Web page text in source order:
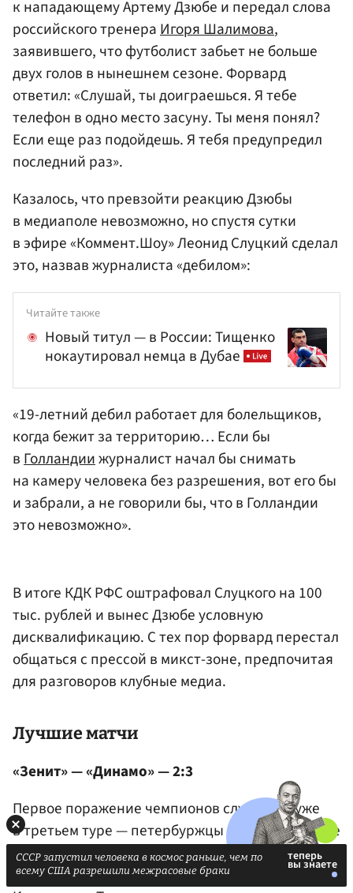
к нападающему Артему Дзюбе и передал слова
российского тренераИгоря Шалимова,
заявившего, что футболист забьет не больше
двух голов в нынешнем сезоне. Форвард
ответил: «Слушай, ты доиграешься. Я тебе
телефон в одно место засуну. Ты меня понял?
Если еще раз подойдешь. Я тебя предупредил
последний раз».
Казалось, что превзойти реакцию Дзюбы
в медиаполе невозможно, но спустя сутки
в эфире «Коммент.Шоу» Леонид Слуцкий сделал
это, назвав журналиста «дебилом»:
Читайте также
Новый титул — в России: Тищенко
нокаутировал немца в Дубае
«19-летний дебил работает для болельщиков,
когда бежит за территорию… Если бы
вГолландиижурналист начал бы снимать
на камеру человека без разрешения, вот его бы
и забрали, а не говорили бы, что в Голландии
это невозможно».
В итоге КДК РФС оштрафовал Слуцкого на 100
тыс. рублей и вынес Дзюбе условную
дисквалификацию. С тех пор форвард перестал
общаться с прессой в микст-зоне, предпочитая
для разговоров клубные медиа.
Лучшие матчи
«Зенит» — «Динамо» — 2:3
Первое поражение чемпионов случилось уже
в третьем туре — петербуржцы на родной арене
потерпели неудачу в игре с «Динамо» Марцела
Лички. Счет на второй минуте открыл
СССР запустил человека в космос раньше, чем по
всему США разрешили межрасовые браки